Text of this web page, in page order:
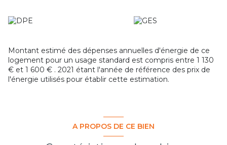
Montant estimé des dépenses annuelles d'énergie de ce
logement pour un usage standard est compris entre 1 130
€ et 1 600 € . 2021 étant l'année de référence des prix de
l'énergie utilisés pour établir cette estimation.
A PROPOS DE CE BIEN